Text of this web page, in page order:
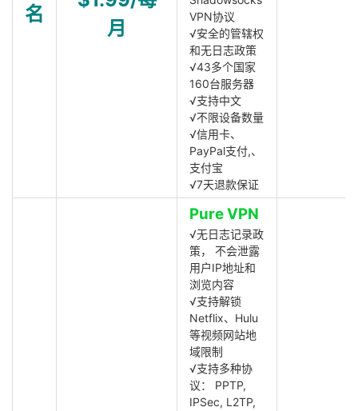
名
月
VPN协议
√安全的管辖权
和无日志政策
√43多个国家
160台服务器
√支持中文
√不限设备数量
√信用卡、
PayPal支付,、
支付宝
√7天退款保证
Pure VPN
√无日志记录政
策， 不会泄露
用户IP地址和
浏览内容
√支持解锁
Netflix、Hulu
等视频网站地
域限制
√支持多种协
议： PPTP,
IPSec, L2TP,